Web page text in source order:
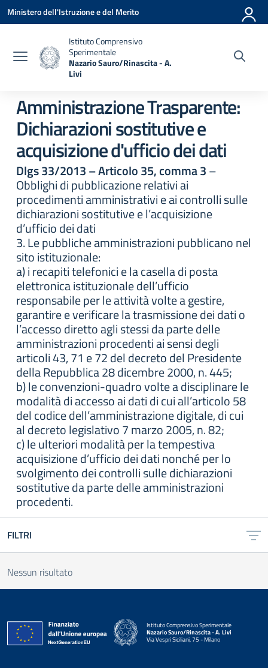
Vai ai contenuti
Vai al menu di navigazione
Vai al footer
Ministero dell'Istruzione e del Merito
Istituto Comprensivo
Sperimentale
Nazario Sauro/Rinascita - A.
Livi
Amministrazione Trasparente:
Dichiarazioni sostitutive e
acquisizione d'ufficio dei dati
Dlgs 33/2013 – Articolo 35, comma 3–
Obblighi di pubblicazione relativi ai
procedimenti amministrativi e ai controlli sulle
dichiarazioni sostitutive e l’acquisizione
d’ufficio dei dati
3. Le pubbliche amministrazioni pubblicano nel
sito istituzionale:
a) i recapiti telefonici e la casella di posta
elettronica istituzionale dell’ufficio
responsabile per le attività volte a gestire,
garantire e verificare la trasmissione dei dati o
l’accesso diretto agli stessi da parte delle
amministrazioni procedenti ai sensi degli
articoli 43, 71 e 72 del decreto del Presidente
della Repubblica 28 dicembre 2000, n. 445;
b) le convenzioni-quadro volte a disciplinare le
modalità di accesso ai dati di cui all’articolo 58
del codice dell’amministrazione digitale, di cui
al decreto legislativo 7 marzo 2005, n. 82;
c) le ulteriori modalità per la tempestiva
acquisizione d’ufficio dei dati nonché per lo
svolgimento dei controlli sulle dichiarazioni
sostitutive da parte delle amministrazioni
procedenti.
FILTRI
Nessun risultato
Istituto Comprensivo Sperimentale
Nazario Sauro/Rinascita - A. Livi
Via Vespri Siciliani, 75 - Milano
— Visita la pagina iniziale della scuola